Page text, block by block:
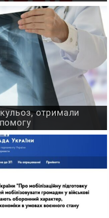
отримали